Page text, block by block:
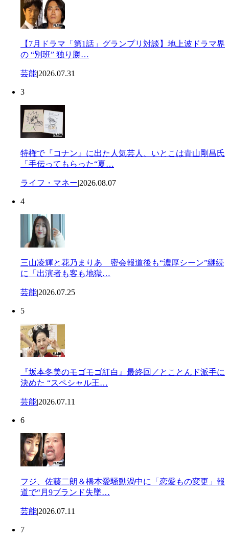
【7月ドラマ「第1話」グランプリ対談】地上波ドラマ界
の “別班” 独り勝…
芸能|2026.07.31
3
特権で『コナン』に出た人気芸人、いとこは青山剛昌氏
「手伝ってもらった“夏…
ライフ・マネー|2026.08.07
4
三山凌輝と花乃まりあ 密会報道後も“濃厚シーン”継続
に「出演者も客も地獄…
芸能|2026.07.25
5
『坂本冬美のモゴモゴ紅白』最終回／とことんド派手に
決めた “スペシャル王…
芸能|2026.07.11
6
フジ、佐藤二朗＆橋本愛騒動渦中に「恋愛もの変更」報
道で“月9ブランド失墜…
芸能|2026.07.11
7